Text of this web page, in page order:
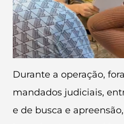
Durante a operação,
mandados judiciais,
e de busca e